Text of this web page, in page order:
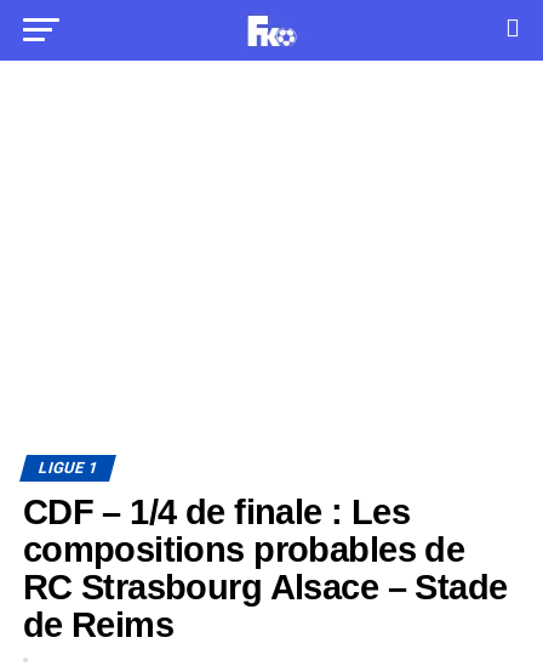
LIGUE 1
CDF – 1/4 de finale : Les
compositions probables de
RC Strasbourg Alsace – Stade
de Reims